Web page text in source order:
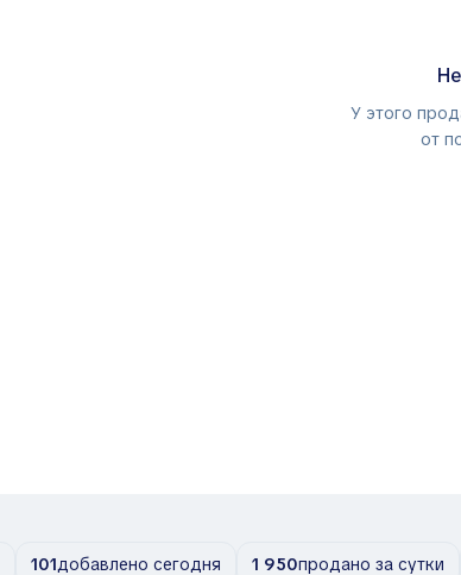
У этого
от
101добавлено сегодня 1 950продано за сутки